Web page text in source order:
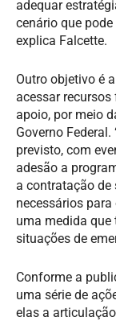
adequar
cenário que
explica Falcette.
Outro objetivo é
acessar
apoio, por meio
Governo
previsto, com
adesão a
a contratação de
necessários
uma medida
situações de
Conforme a
uma série de
elas a